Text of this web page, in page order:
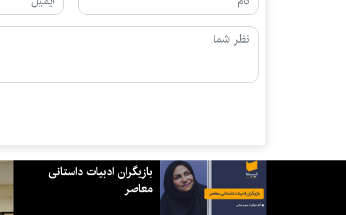
بازیگران ادبیات داستانی
معاصر